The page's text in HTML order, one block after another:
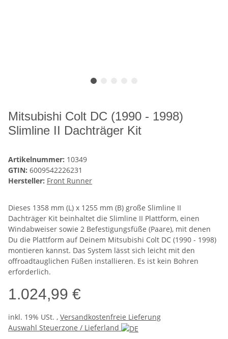
Mitsubishi Colt DC (1990 - 1998)
Slimline II Dachträger Kit
Artikelnummer: 10349
GTIN: 6009542226231
Hersteller: Front Runner
Dieses 1358 mm (L) x 1255 mm (B) große Slimline II
Dachträger Kit beinhaltet die Slimline II Plattform, einen
Windabweiser sowie 2 Befestigungsfüße (Paare), mit denen
Du die Plattform auf Deinem Mitsubishi Colt DC (1990 - 1998)
montieren kannst. Das System lässt sich leicht mit den
offroadtauglichen Füßen installieren. Es ist kein Bohren
erforderlich.
1.024,99 €
inkl. 19% USt. , Versandkostenfreie Lieferung
Auswahl Steuerzone / Lieferland